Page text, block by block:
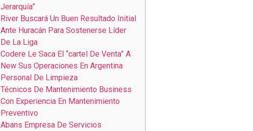
Jerarquía”
River Buscará Un Buen Resultado Initial
Ante Huracán Para Sostenerse Líder
De La Liga
Codere Le Saca El “cartel De Venta” A
New Sus Operaciones En Argentina
Personal De Limpieza
Técnicos De Mantenimiento Business
Con Experiencia En Mantenimiento
Preventivo
Abans Empresa De Servicios